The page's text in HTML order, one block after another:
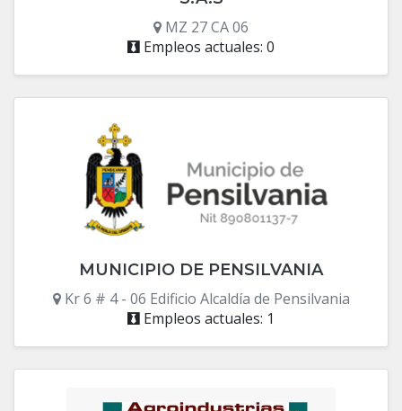
MZ 27 CA 06
Empleos actuales: 0
MUNICIPIO DE PENSILVANIA
Kr 6 # 4 - 06 Edificio Alcaldía de Pensilvania
Empleos actuales: 1